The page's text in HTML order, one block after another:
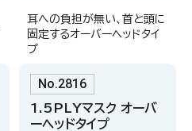
耳への負担が無い、首と頭に
固定するオーバーヘッドタイ
プ
No.2816
1.5PLYマスク オーバ
ーヘッドタイプ